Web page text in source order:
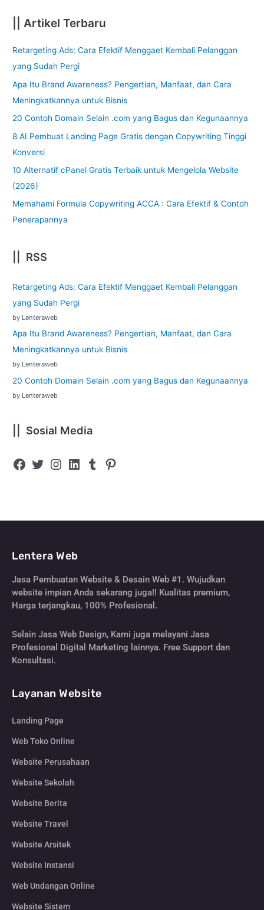
|| Artikel Terbaru
Retargeting Ads: Cara Efektif Menggaet Kembali Pelanggan
yang Sudah Pergi
Apa Itu Brand Awareness? Pengertian, Manfaat, dan Cara
Meningkatkannya untuk Bisnis
20 Contoh Domain Selain .com yang Bagus dan Kegunaannya
8 AI Pembuat Landing Page Gratis dengan Copywriting Tinggi
Konversi
10 Alternatif cPanel Gratis Terbaik untuk Mengelola Website
(2026)
Memahami Formula Copywriting ACCA : Cara Efektif & Contoh
Penerapannya
|| RSS
Retargeting Ads: Cara Efektif Menggaet Kembali Pelanggan
yang Sudah Pergi
by Lenteraweb
Apa Itu Brand Awareness? Pengertian, Manfaat, dan Cara
Meningkatkannya untuk Bisnis
by Lenteraweb
20 Contoh Domain Selain .com yang Bagus dan Kegunaannya
by Lenteraweb
|| Sosial Media
Lentera Web
Jasa Pembuatan Website & Desain Web #1. Wujudkan
website impian Anda sekarang juga!! Kualitas premium,
Harga terjangkau, 100% Profesional.
Selain Jasa Web Design, Kami juga melayani Jasa
Profesional Digital Marketing lainnya. Free Support dan
Konsultasi.
Layanan Website
Landing Page
Web Toko Online
Website Perusahaan
Website Sekolah
Website Berita
Website Travel
Website Arsitek
Website Instansi
Web Undangan Online
Website Sistem